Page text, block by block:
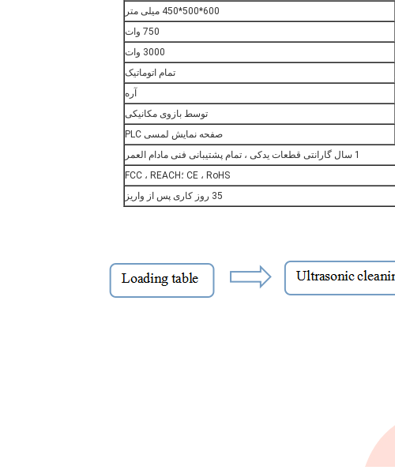
600*500*450 میلی متر
750 وات
3000 وات
تمام اتوماتیک
آره
توسط بازوی مکانیکی
صفحه نمایش لمسی PLC
1 سال گارانتی قطعات یدکی ، تمام پشتیبانی فنی مادام العمر
CE ، RoHS ؛FCC ، REACH
35 روز کاری پس از واریز